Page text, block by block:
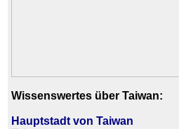
Wissenswertes über Taiwan:
Hauptstadt von Taiwan